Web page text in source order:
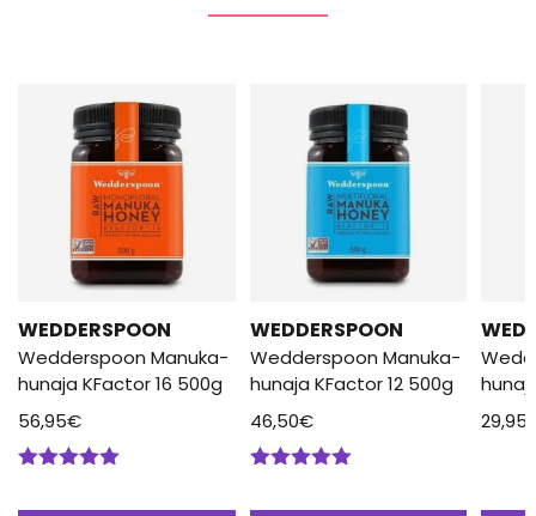
WEDDERSPOON
Wedderspoon Manuka-
hunaja KFactor 16 500g
56,95€
WEDDERSPOON
Wedderspoon Manuka-
hunaja KFactor 12 500g
46,50€
29,95